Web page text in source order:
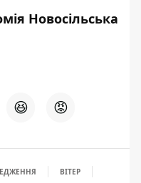
Новосільська
😆 😡
ВІТЕР